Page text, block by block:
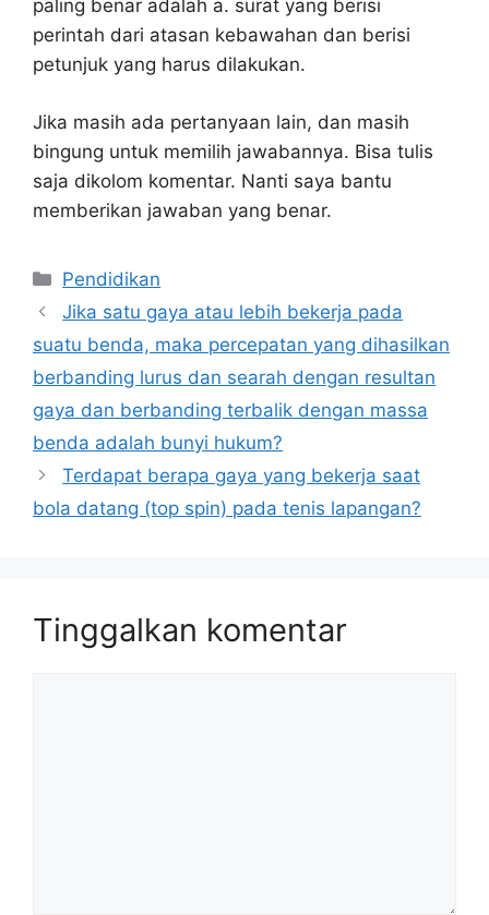
paling benar adalah a. surat yang berisi
perintah dari atasan kebawahan dan berisi
petunjuk yang harus dilakukan.
Jika masih ada pertanyaan lain, dan masih
bingung untuk memilih jawabannya. Bisa tulis
saja dikolom komentar. Nanti saya bantu
memberikan jawaban yang benar.
Kategori
Pendidikan
Jika satu gaya atau lebih bekerja pada
suatu benda, maka percepatan yang dihasilkan
berbanding lurus dan searah dengan resultan
gaya dan berbanding terbalik dengan massa
benda adalah bunyi hukum?
Terdapat berapa gaya yang bekerja saat
bola datang (top spin) pada tenis lapangan?
Tinggalkan komentar